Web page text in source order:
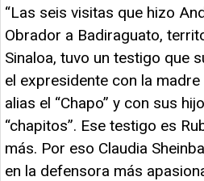
“Las seis visitas que hizo
Obrador a Badiraguato,
Sinaloa, tuvo un testigo que
el expresidente con la
alias el “Chapo” y con sus
“chapitos”. Ese testigo es
más. Por eso Claudia
en la defensora más